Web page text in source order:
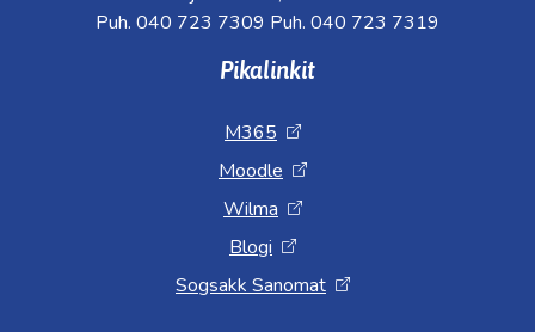
Puh. 040 723 7309 Puh. 040 723 7319
Pikalinkit
M365
Moodle
Wilma
Blogi
Sogsakk Sanomat